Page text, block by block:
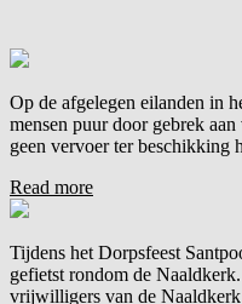
Op de afgelegen eilanden in
mensen puur door gebrek
geen vervoer ter beschikking
Read more
Tijdens het Dorpsfeest
gefietst rondom de
vrijwilligers van de